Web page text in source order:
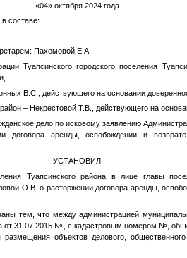
2024 года
в составе:
Пахомовой Е.А.,
Туапсинского городского поселения
В.С., действующего на основании
– Некрестовой Т.В., действующего на
дело по исковому заявлению
договора аренды, освобождении и
УСТАНОВИЛ:
Туапсинского района в лице главы
О.В. о расторжении договора аренды,
тем, что между администрацией
от 31.07.2015 № , с кадастровым номером №,
объектов делового,